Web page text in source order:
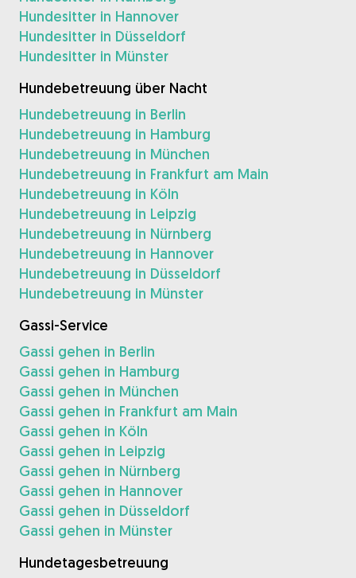
Hundesitter in Hannover
Hundesitter in Düsseldorf
Hundesitter in Münster
Hundebetreuung über Nacht
Hundebetreuung in Berlin
Hundebetreuung in Hamburg
Hundebetreuung in München
Hundebetreuung in Frankfurt am Main
Hundebetreuung in Köln
Hundebetreuung in Leipzig
Hundebetreuung in Nürnberg
Hundebetreuung in Hannover
Hundebetreuung in Düsseldorf
Hundebetreuung in Münster
Gassi-Service
Gassi gehen in Berlin
Gassi gehen in Hamburg
Gassi gehen in München
Gassi gehen in Frankfurt am Main
Gassi gehen in Köln
Gassi gehen in Leipzig
Gassi gehen in Nürnberg
Gassi gehen in Hannover
Gassi gehen in Düsseldorf
Gassi gehen in Münster
Hundetagesbetreuung